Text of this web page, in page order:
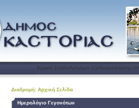
Αρχική ΣελίδαΧρήσιμοι ΣύνδεσμοιΧάρτης
Διαδρομή: Αρχική Σελίδα
Ημερολόγιο Γεγονότων